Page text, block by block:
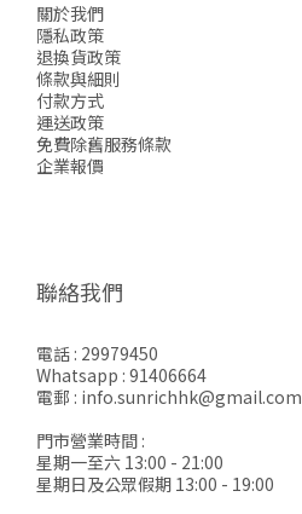
關於我們
隱私政策
退換貨政策
條款與細則
付款方式
運送政策
免費除舊服務條款
企業報價
聯絡我們
電話 : 29979450
Whatsapp : 91406664
電郵 : info.sunrichhk@gmail.com
門市營業時間 :
星期一至六 13:00 - 21:00
星期日及公眾假期 13:00 - 19:00